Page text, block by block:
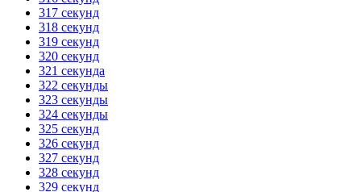
317 секунд
318 секунд
319 секунд
320 секунд
321 секунда
322 секунды
323 секунды
324 секунды
325 секунд
326 секунд
327 секунд
328 секунд
329 секунд